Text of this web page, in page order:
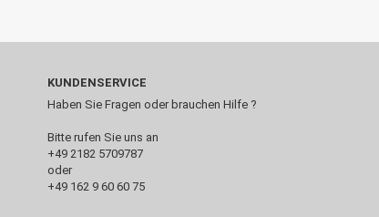
KUNDENSERVICE
Haben Sie Fragen oder brauchen Hilfe ?
Bitte rufen Sie uns an
+49 2182 5709787‬
oder
+49 162 9 60 60 75